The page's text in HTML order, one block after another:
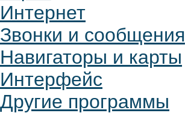
Интернет
Звонки и сообщения
Навигаторы и карты
Интерфейс
Другие программы